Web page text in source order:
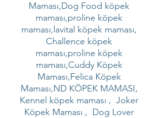
Maması,Dog Food köpek
maması,proline köpek
maması,lavital köpek maması,
Challence köpek
maması,proline köpek
maması,Cuddy Köpek
Maması,Felica Köpek
Maması,ND KÖPEK MAMASI,
Kennel köpek maması , Joker
Köpek Maması , Dog Lover